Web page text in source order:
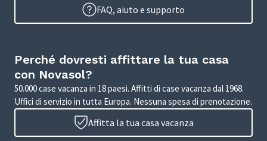
FAQ, aiuto e supporto
Perché dovresti affittare la tua casa
con Novasol?
50.000 case vacanza in 18 paesi. Affitti di case vacanza dal 1968.
Uffici di servizio in tutta Europa. Nessuna spesa di prenotazione.
Affitta la tua casa vacanza